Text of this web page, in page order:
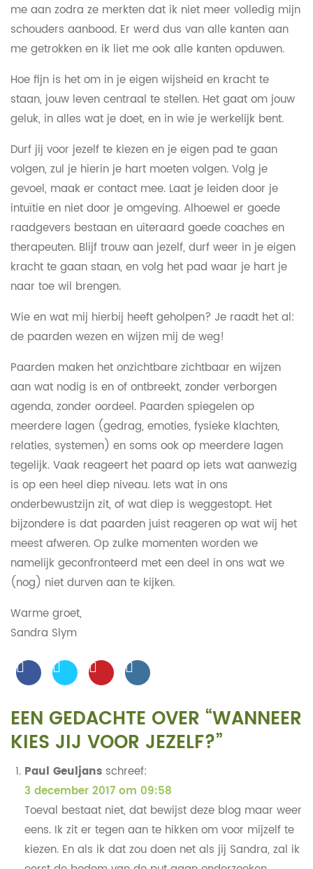
me aan zodra ze merkten dat ik niet meer volledig mijn
schouders aanbood. Er werd dus van alle kanten aan
me getrokken en ik liet me ook alle kanten opduwen.
Hoe fijn is het om in je eigen wijsheid en kracht te
staan, jouw leven centraal te stellen. Het gaat om jouw
geluk, in alles wat je doet, en in wie je werkelijk bent.
Durf jij voor jezelf te kiezen en je eigen pad te gaan
volgen, zul je hierin je hart moeten volgen. Volg je
gevoel, maak er contact mee. Laat je leiden door je
intuïtie en niet door je omgeving. Alhoewel er goede
raadgevers bestaan en uiteraard goede coaches en
therapeuten. Blijf trouw aan jezelf, durf weer in je eigen
kracht te gaan staan, en volg het pad waar je hart je
naar toe wil brengen.
Wie en wat mij hierbij heeft geholpen? Je raadt het al:
de paarden wezen en wijzen mij de weg!
Paarden maken het onzichtbare zichtbaar en wijzen
aan wat nodig is en of ontbreekt, zonder verborgen
agenda, zonder oordeel. Paarden spiegelen op
meerdere lagen (gedrag, emoties, fysieke klachten,
relaties, systemen) en soms ook op meerdere lagen
tegelijk. Vaak reageert het paard op iets wat aanwezig
is op een heel diep niveau. Iets wat in ons
onderbewustzijn zit, of wat diep is weggestopt. Het
bijzondere is dat paarden juist reageren op wat wij het
meest afweren. Op zulke momenten worden we
namelijk geconfronteerd met een deel in ons wat we
(nog) niet durven aan te kijken.
Warme groet,
Sandra Slym
EEN GEDACHTE OVER “WANNEER
KIES JIJ VOOR JEZELF?”
Paul Geuljans schreef:
3 december 2017 om 09:58
Toeval bestaat niet, dat bewijst deze blog maar weer
eens. Ik zit er tegen aan te hikken om voor mijzelf te
kiezen. En als ik dat zou doen net als jij Sandra, zal ik